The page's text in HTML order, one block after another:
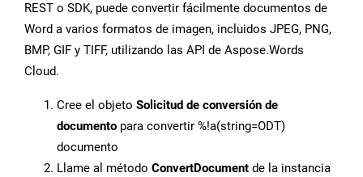
REST o SDK, puede convertir fácilmente documentos de
Word a varios formatos de imagen, incluidos JPEG, PNG,
BMP, GIF y TIFF, utilizando las API de Aspose.Words
Cloud.
Cree el objeto Solicitud de conversión de
documento para convertir %!a(string=ODT)
documento
Llame al método ConvertDocument de la instancia